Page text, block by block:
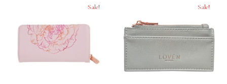
Sale! Sale!